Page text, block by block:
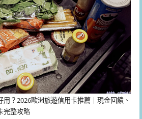
？2026歐洲旅遊信用卡推薦｜現金回饋、
完整攻略